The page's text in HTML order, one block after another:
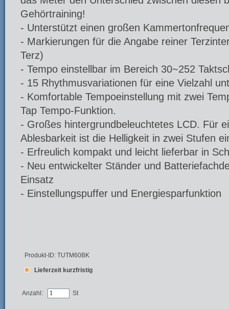
Gehörtraining!
- Unterstützt einen großen
- Markierungen für die Angabe reiner
Terz)
- Tempo einstellbar im Bereich 30~252
- 15 Rhythmusvariationen für eine Vielzahl
- Komfortable Tempoeinstellung mit zwei
Tap Tempo-Funktion.
- Großes hintergrundbeleuchtetes LCD. Für
Ablesbarkeit ist die Helligkeit in zwei Stufen
- Erfreulich kompakt und leicht lieferbar in
- Neu entwickelter Ständer und
Einsatz
- Einstellungspuffer und Energiesparfunktion
Produkt-ID: TUTM60BK
Lieferzeit kurzfristig
Anzahl: St